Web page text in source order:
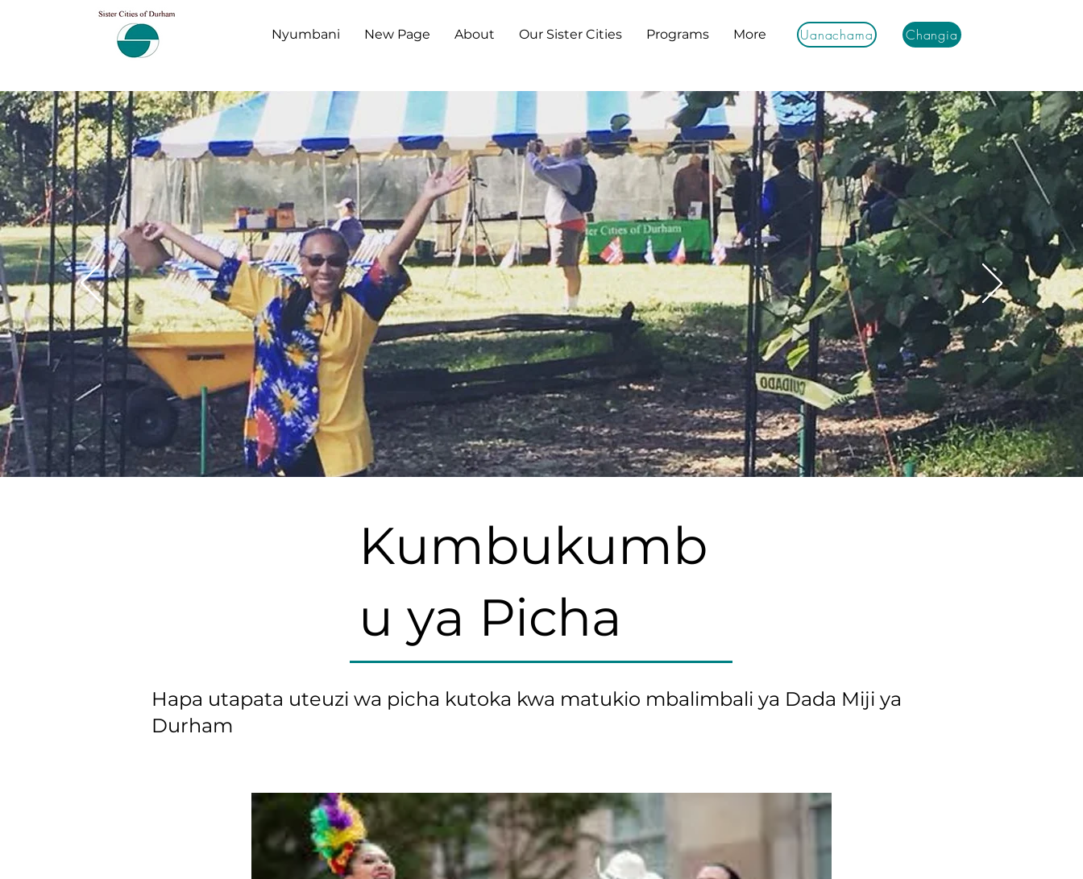
Nyumbani New Page About Our Sister Cities Programs More Uanachama Changia
Kumbukumb
u ya Picha
Hapa utapata uteuzi wa picha kutoka kwa matukio mbalimbali ya Dada Miji ya
Durham